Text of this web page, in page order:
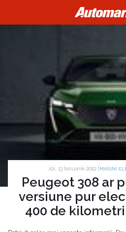
Joi, 13 Ianuarie 2022 | MASINI
Peugeot 308 ar
versiune pur
400 de